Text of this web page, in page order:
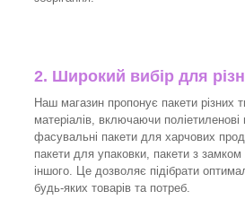
2. Широкий вибір для
Наш магазин пропонує пакети різних
матеріалів, включаючи
фасувальні пакети для харчових
пакети для упаковки, пакети з
іншого. Це дозволяє підібрати
будь-яких товарів та потреб.